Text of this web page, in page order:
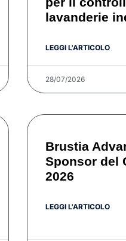
lavanderie
LEGGI L'ARTICOLO
28/07/2026
Brustia
Sponsor del
2026
LEGGI L'ARTICOLO